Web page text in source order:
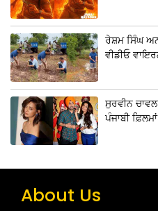
ਰੇਸ਼ਮ ਸਿੰਘ
ਵੀਡੀਓ
ਸੁਰਵੀਨ
ਪੰਜਾਬੀ
About Us